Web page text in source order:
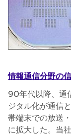
情報通信分野の
90年代以降、通
ジタル化が通信
帯端末での放送
に拡大した。当